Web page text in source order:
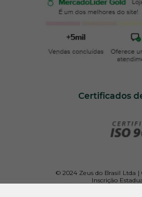
Certificados
© 2024 Zeus do Brasil Ltda |
Inscrição